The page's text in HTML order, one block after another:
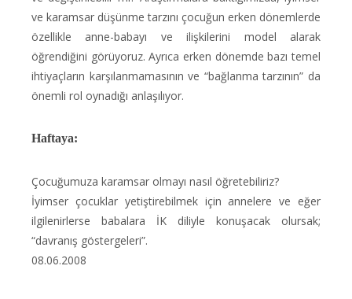
ve karamsar düşünme tarzını çocuğun erken dönemlerde
özellikle anne-babayı ve ilişkilerini model alarak
öğrendiğini görüyoruz. Ayrıca erken dönemde bazı temel
ihtiyaçların karşılanmamasının ve “bağlanma tarzının” da
önemli rol oynadığı anlaşılıyor.
Haftaya:
Çocuğumuza karamsar olmayı nasıl öğretebiliriz?
İyimser çocuklar yetiştirebilmek için annelere ve eğer
ilgilenirlerse babalara İK diliyle konuşacak olursak;
“davranış göstergeleri”.
08.06.2008